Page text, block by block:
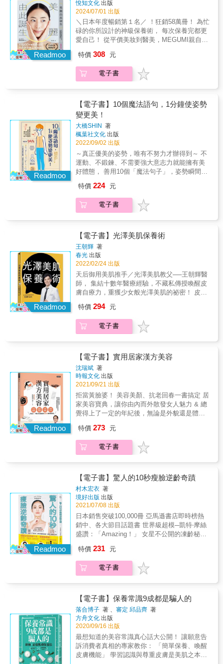
拉提術》出自日本抗老設計師村木宏衣之手，
融合多年沙龍實務經驗與人體肌肉研究，傾心
打造出這套「抗鬆弛拉提術」。無需器材、不
傷肌膚、每日只需短短10秒，針對耳周、嘴
部、眼周甚至整體姿態進行調整，全方位改善
臉部鬆弛印象，重現青春臉龐！★★從耳朵開
部與頸部的重要中繼點，本書教你透過「V字耳
拉提」、「耳朵餃子術」、「耳朵呼吸」等簡
單手法，促進血液與淋巴循環，恢復肌肉彈
性，從根本改善鬆弛問題。✔放鬆耳部肌群，
即刻改善臉部下垂與疲態。✔拉提人中與嘴
角，重塑年輕立體輪廓。✔深入釋放下巴、頸
部與背部的僵硬根源，全面啟動全身循環力。
✔多位體驗者實證，只做一次就能看到驚人變
化，持續一個月更讓人判若兩人！每天只需幾
十秒，不論是清晨起床、洗臉後，或是午休片
刻，都能輕鬆完成拉提練習，喚醒肌膚活力、
促進全身循環。從今天起，打造自然立體、神
的改變，更是由內而外啟動青春修復力的關鍵
一步！
Readmoo
悅知文化 出版
2024/07/01 出版
＼日本年度暢銷第１名／ ！狂銷58萬冊！ 為忙
碌的你所設計的神級保養術， 每次保養完都更
愛自己！ 從平價美妝到醫美，MEGUMI親自實
美思考！ ✔大多數女演員都有「這個」 ✔蒸臉
機只要「5000日元」左右就很足夠 ✔大人感的
唇彩以「不掉色的紅色」作為武器 ✔頭皮按摩
能養成無齡膚況！ ‧Make up史上最棒的妝容 快
遲到了，就用氣墊粉餅、眼線、眉毛和唇膏，1
分鐘完成妝容！ ‧Body令人難忘的女神體態 用
皮拉提斯改變歪斜姿勢，讓呼吸順暢、站姿更
加優美！ ‧Hair偷走人心的美麗秀髮 將頭髮吹到
完全乾燥，養成「讓人想放下來」的飄逸美
髮。 ‧Mental解除煩惱的日常習慣 將煩惱寫在
筆記本上，釐清問題，生活會更輕鬆！
特價 308 元
電子書
Readmoo
【電子書】10個魔法語句，1分鐘使姿勢
變更美！
大橋SHIN 著
楓葉社文化 出版
2022/09/02 出版
～真正優美的姿勢，唯有不努力才辦得到～ 不
運動、不鍛鍊、不需要強大意志力就能擁有美
好體態， 善用10個「魔法句子」，姿勢瞬間變
著， 脊椎如鏈子自然下垂，雙肩就像山上白雪
溶解化開&hellip;&hellip; 骨盆如酒杯裡的紅酒
靜靜搖晃，全身隨著呼吸節奏擺動， 魔法句子
釋重負，找回內在原有的平衡。 如果你在生活
中有遇到以下情況： ▲重要簡報即將來臨，心
情感到萬分緊張&hellip;&hellip; 默念魔法句子
⑥：開闊胸腔與背部，讓呼吸如漣漪般運作。
▸▸▸此時緊張與僵硬不再，心情逐漸恢復鎮定，
喚回自己的平常心。 ▲一想到未來就擔心到失
眠，快被不安與悔恨壓垮&hellip;&hellip; 默念
魔法句子⑩：藉吐氣鬆開身體，藉吸氣拉直脊
椎。 ▸▸▸將專注力放在呼吸上，學習回到當
良造成的肩頸痠痛讓你飽受痛苦&hellip;&hellip;
默念魔法句子⑤：雙肩如阿爾卑斯山上的冰雪
在春天融解般逐漸散開。 ▸▸▸感覺關節的齒輪
床身體感到沉重、提不起勁，昨日的疲憊似乎
還沒消除&hellip;&hellip; 默念魔法句子①：小
船靜靜在頭部裡擺盪。 ▸▸▸頭部與眼部特別容
易感到疲憊，只要讓大腦釋放壓力，隔天起床
就能體驗不同以往的輕盈與自在。 【實際體驗
者的奇蹟分享】 「我透過講座上學到魔法句
子、呼吸法與姿勢基礎知識，沒想到學習後背
人！」──64歲的家庭主婦 「正當我絕望得想放
棄時，經由介紹參加大橋醫師的講座。結果身
體開始產生變化⋯⋯不僅變得輕盈，心靈還獲
就像真的踏上時光機，找回以往的自己，大橋
醫師真的救了我。最近身體變得靈活，腦袋也
更清晰，整個世界看起來變得好溫柔，這或許
也是『回春』的效果呢。」──65歲的組織負責
人 良好姿勢有三大條件：「優美」、「不易
累」與「好行動」， 然而當身體感到緊繃僵
硬，內心充滿壓力與抑鬱時， 姿勢就會逐漸變
形走樣，煩躁不安與身心的各種問題也會隨之
而來⋯⋯ 為此，物理治療師大橋SHIN，融合自
山大技巧、西方物理治療，以及東方太極拳的
呼吸原理這三大核心， 創造出神奇的10個魔法
句子，只要將這些語句融入生活習慣、反覆複
誦， 就能讓你徹底從束縛與壓力中解放，實現
真正的放鬆與愉悅。 本書特色 ◎執業20年的物
理治療師教導如何讓身體自然律動，傳授「不
努力」的生存守則。 ◎全書搭配輕鬆插圖，因
應身體緊繃、肩頸僵硬、憂鬱等情況，推薦適
合的魔法句子。 ◎隨書附錄：10個魔法語句一
覽表，可剪下拉頁隨身攜帶、時時複誦。 &
特價 224 元
電子書
Readmoo
【電子書】光澤美肌保養術
王朝輝 著
春光 出版
2022/02/24 出版
天后御用美肌推手／光澤美肌教父──王朝輝醫
師， 集結十數年醫療經驗，不藏私傳授喚醒皮
膚自療力，重獲少女般光澤美肌的祕密！ 皮膚
乾淨？錯了！ NG食物與保養方法才是肌膚的最
大殺手。 吃對食物＋養好腸道＋簡化保養程
序， 啟動肌膚自療力，讓敏感肌、酒糟肌、痘
概念。 ＊搭配大量插圖，圖文並茂，閱讀門檻
降低，適合各年齡層讀者。 ＊釐清日常護膚的
NG行為與迷思，不再犯錯才能拯救肌膚。 ＊拋
去繁複護膚行為與產品，強調肌膚自癒力，不
再花冤枉錢。 ＊【超實用特別企劃】解除危
肌！口罩肌的保養KNOWHOW ★美肌名人推薦
★ 小鐘 （客家一哥知名主持人） 李玉珮老師
（知名命理大師） 李佑群老師（國際時尚大
師） 郭彥均（知名主持人） 誠摯推薦（以上按
鍵在於喚回肌膚自療力★ 肌膚如身體之窗，透
過皮膚本身的狀態，能夠窺見自身的生活型態
與飲食習慣。 因此除了瞭解關於皮膚的基本知
老化的食物，也是一大重點。 同時透過護膚的
基礎功，便能喚回肌膚自療力，擁有光澤美肌
非難事。 ─迷思OUT！─ ✘「無添加」才是王
道 ✘皮膚差就是要多保養 ✘深度清潔才乾淨 ✘
保養品搭配拍打技 ─不可不知的美肌祕辛！─
◆拒絕6大NG食物 ◆皮膚並非無菌狀態 ◆腸道
健康也能養肌 ◆異味也是肌膚問題 醫師的首要
非是他們最在乎的，而是對於症狀的程度及成
因，病人絕對有「知」的權利。 本書整合王院
長的專業及經驗，並搭配深入淺出的圖表、可
的肌膚，順利養成光澤美肌。
特價 294 元
電子書
Readmoo
【電子書】實用居家漢方美容
沈瑞斌 著
時報文化 出版
2021/09/21 出版
拒當黃臉婆！ 美容美顏、抗老回春一書搞定 居
家美容寶典，讓你由內而外散發女人魅力 & 總
覺得上了一定的年紀後，無論是外貌還是體
增長，會產生不可逆的老化現象， 但
&hellip;&hellip;你相信嗎？透過有效的方法，可
以讓皮膚凍齡，甚至是逆齡生長！ & 越活越年
&hellip;&hellip; 當你了解中醫美容，這些通通
都不是問題，現在就讓我們一起「中醫微整
形」吧！ & 【居家美顏生活】 日常生活中的好
習慣，也能讓你變得更美麗，精準掌握重點穴
位進行按摩美容，詳細圖文教學，就是要你在
家也能變得更漂亮，斑點、皺紋、暗沉、水
腫、乾燥、黑眼圈通通不再來！ 按摩+飲食，
學會「對症下藥」，就能輕易掌握美麗密碼！
15道美顏藥膳茶包大解密，告訴你美麗的秘
出一張漂亮臉蛋 & 【美顏針】 經由微細針灸臉
部的經絡、經筋、皮部，並結合肌肉、淺筋膜
針刺調節，透過改善氣血循環，使臉部明亮有
於乾性皮膚及青春痘等皮膚狀況有相當不錯的
效果！可促進膠原蛋白的增生、回復皮膚彈
性、增加皮膚的保濕等效果。 只要是對自己臉
型、紋路、膚質、色澤、彈性不滿意者皆可透
過美顏針改善，而且絕無副作用！最重要得的
是超！級！自！然！ & 【沈醫師診療室】 常見
的困擾，沈醫師通通幫你解決！ 用最健康的方
特價 273 元
電子書
Readmoo
【電子書】驚人的10秒瘦臉逆齡奇蹟
村木宏衣 著
境好出版 出版
2021/07/08 出版
日本銷售突破100,000冊 亞馬遜書店即時榜熱
銷中、各大節目話題書 世界級超模─凱特‧摩絲
盛讚：「Amazing！」 女星不公開的凍齡秘
按摩法，10秒就有感的瘦臉x回春奇蹟！ 再多
保養品，都難以撫平法令紋、木偶紋、下垂眼
皮！ 針對臉部三大「下垂線」、各種惱人紋
（1）改善法令紋／臉頰下垂 ►►按壓顳肌
（太陽穴周遭）＋耳朵周遭v字 ►適用：常用
3C產品、認真的工作狂、睡覺時會磨牙 （2）
拉提上眼皮 ►►按壓額肌（前額髮際線）＋輕
壓帽狀腱膜（頭頂至後腦） ►適用：常用3C產
品、個性認真常不自覺抬眉或皺眉 （3）消除
雙下巴 ►►按壓枕肌（後腦頭骨下緣上方）＋
按壓下巴至耳下、耳下至鎖骨 ►適用：習慣駝
特價 231 元
電子書
【電子書】保養常識9成都是騙人的
落合博子 著 、審定 邱品齊 著
方舟文化 出版
2020/09/16 出版
最想知道的美容常識真心話大公開！ 讓願意告
訴消費者真相的專家教你： 「簡單保養、喚醒
皮膚機能」 學習認識與尊重皮膚是美肌之本！